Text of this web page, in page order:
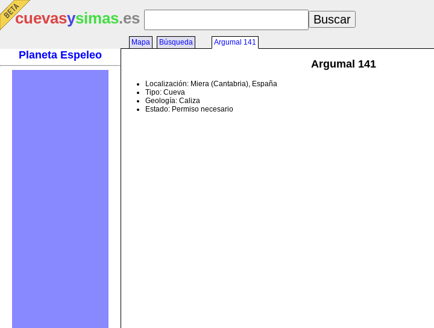
cuevasysimas.es
Planeta Espeleo
Mapa Búsqueda Argumal 141
Argumal 141
Localización: Miera (Cantabria), España
Tipo: Cueva
Geología: Caliza
Estado: Permiso necesario